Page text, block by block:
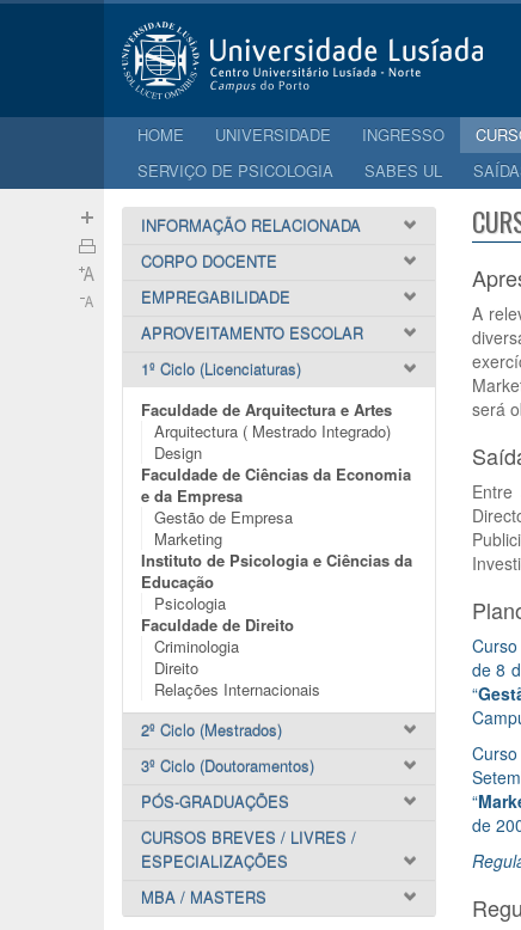
HOME UNIVERSIDADE INGRESSO
SERVIÇO DE PSICOLOGIA
SABES UL
INFORMAÇÃO RELACIONADA
CORPO DOCENTE
EMPREGABILIDADE
APROVEITAMENTO ESCOLAR
1º Ciclo (Licenciaturas)
Faculdade de Arquitectura e Artes
Arquitectura ( Mestrado Integrado)
Design
Faculdade de Ciências da Economia
e da Empresa
Gestão de Empresa
Marketing
Instituto de Psicologia e Ciências da
Educação
Psicologia
Faculdade de Direito
Criminologia
Direito
Relações Internacionais
2º Ciclo (Mestrados)
3º Ciclo (Doutoramentos)
PÓS-GRADUAÇÕES
CURSOS BREVES / LIVRES /
ESPECIALIZAÇÕES
MBA / MASTERS
A
será
Curso
de 8
“
“
de